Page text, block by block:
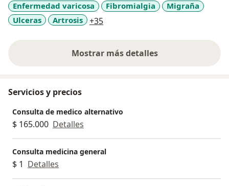
Enfermedad varicosa Fibromialgia
Migraña
Ulceras
Artrosis +35a11y_sr_more_diseases
Mostrar más detalles
sobre la experiencia
Servicios y precios
Consulta de medico alternativo
$ 165.000 Detalles
Consulta medicina general
$ 1 Detalles